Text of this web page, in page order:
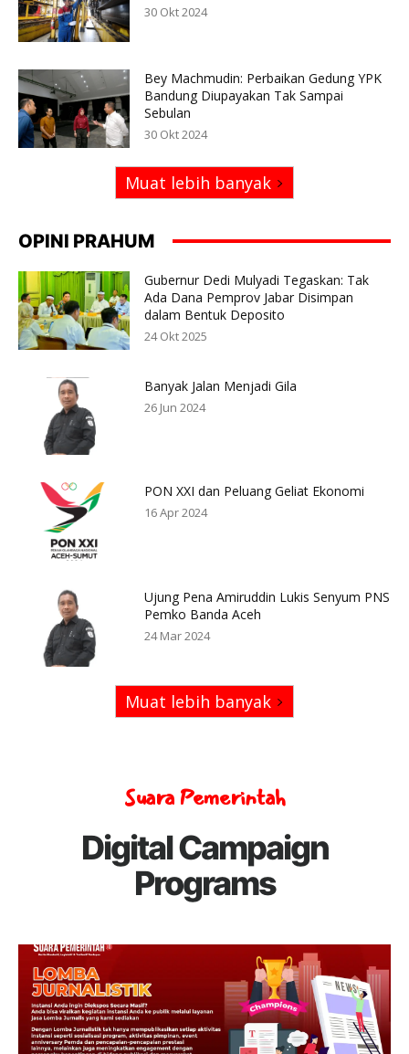
30 Okt 2024
Bey Machmudin: Perbaikan Gedung YPK
Bandung Diupayakan Tak Sampai
Sebulan
30 Okt 2024
Muat lebih banyak
OPINI PRAHUM
Gubernur Dedi Mulyadi Tegaskan: Tak
Ada Dana Pemprov Jabar Disimpan
dalam Bentuk Deposito
24 Okt 2025
Banyak Jalan Menjadi Gila
26 Jun 2024
PON XXI dan Peluang Geliat Ekonomi
16 Apr 2024
Ujung Pena Amiruddin Lukis Senyum PNS
Pemko Banda Aceh
24 Mar 2024
Muat lebih banyak
Suara Pemerintah
Digital Campaign
Programs